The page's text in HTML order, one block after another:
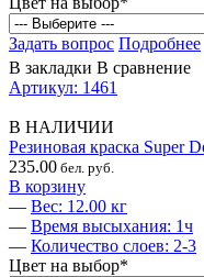
Задать вопрос Подробнее
В закладки В сравнение
Артикул: 1461
В НАЛИЧИИ
Резиновая краска Super
235.00 бел. руб.
В корзину
— Вес: 12.00 кг
— Время высыхания: 1ч
— Количество слоев: 2-3
Цвет на выбор*